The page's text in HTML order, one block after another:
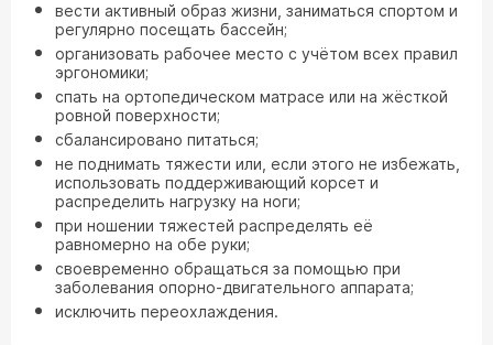
вести активный образ жизни, заниматься спортом и
регулярно посещать бассейн;
организовать рабочее место с учётом всех правил
эргономики;
спать на ортопедическом матрасе или на жёсткой
ровной поверхности;
сбалансировано питаться;
не поднимать тяжести или, если этого не избежать,
использовать поддерживающий корсет и
распределить нагрузку на ноги;
при ношении тяжестей распределять её
равномерно на обе руки;
своевременно обращаться за помощью при
заболевания опорно-двигательного аппарата;
исключить переохлаждения.